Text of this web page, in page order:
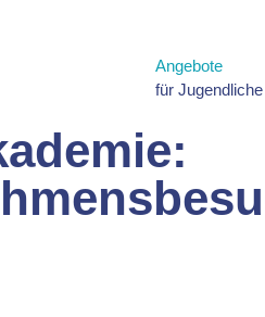
Angebote
für Jugendliche